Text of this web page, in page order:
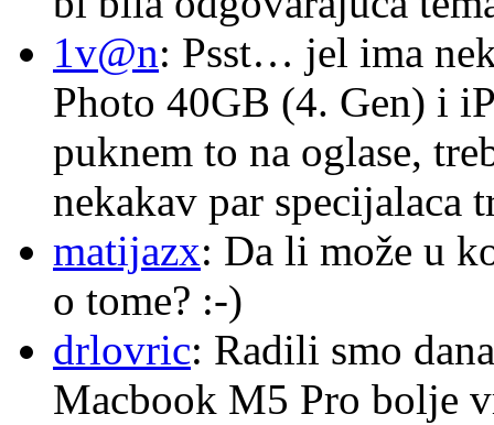
1v@n: Psst… jel ima
Photo 40GB (4. Gen) i
puknem to na oglase,
nekakav par
matijazx: Da li može u
o tome? :-)
drlovric: Radili smo
Macbook M5 Pro bolje